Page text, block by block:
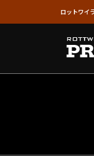
ロットワイ